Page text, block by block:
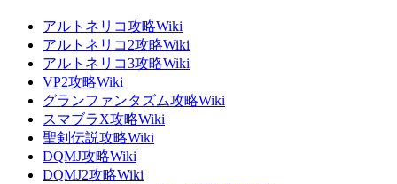
アルトネリコ攻略Wiki
アルトネリコ2攻略Wiki
アルトネリコ3攻略Wiki
VP2攻略Wiki
グランファンタズム攻略Wiki
スマブラX攻略Wiki
聖剣伝説攻略Wiki
DQMJ攻略Wiki
DQMJ2攻略Wiki